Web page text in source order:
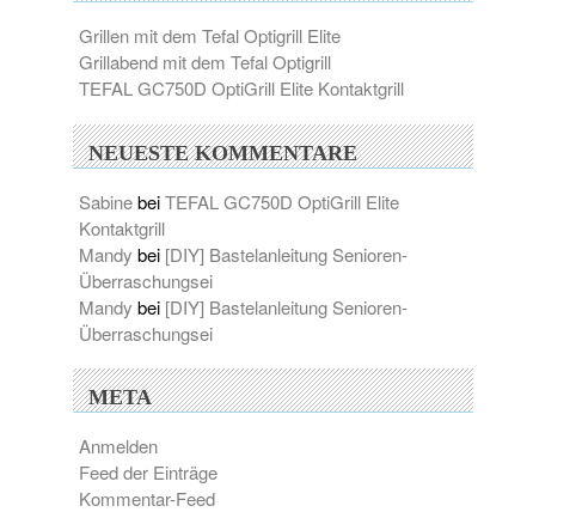
Grillen mit dem Tefal Optigrill Elite
Grillabend mit dem Tefal Optigrill
TEFAL GC750D OptiGrill Elite Kontaktgrill
NEUESTE KOMMENTARE
SabinebeiTEFAL GC750D OptiGrill Elite
Kontaktgrill
Mandy bei [DIY] Bastelanleitung Senioren-
Überraschungsei
Mandy bei [DIY] Bastelanleitung Senioren-
Überraschungsei
META
Anmelden
Feed der Einträge
Kommentar-Feed